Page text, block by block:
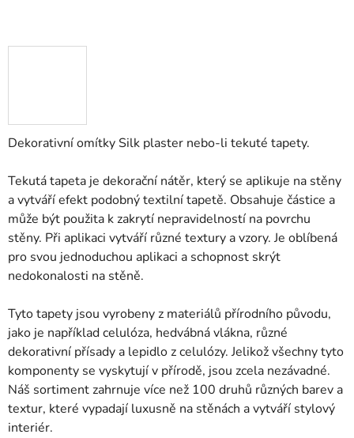
Dekorativní omítky Silk plaster nebo-li tekuté tapety.
Tekutá tapeta je dekorační nátěr, který se aplikuje na stěny
a vytváří efekt podobný textilní tapetě. Obsahuje částice a
může být použita k zakrytí nepravidelností na povrchu
stěny. Při aplikaci vytváří různé textury a vzory. Je oblíbená
pro svou jednoduchou aplikaci a schopnost skrýt
nedokonalosti na stěně.
Tyto tapety jsou vyrobeny z materiálů přírodního původu,
jako je například celulóza, hedvábná vlákna, různé
dekorativní přísady a lepidlo z celulózy. Jelikož všechny tyto
komponenty se vyskytují v přírodě, jsou zcela nezávadné.
Náš sortiment zahrnuje více než 100 druhů různých barev a
textur, které vypadají luxusně na stěnách a vytváří stylový
interiér.